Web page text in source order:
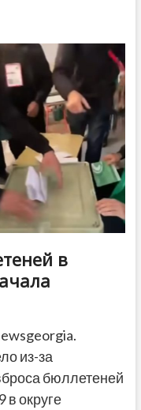
в
из-за
бюллетеней
в округе